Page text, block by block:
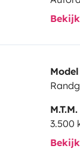
Model
M.T.M.
3.500